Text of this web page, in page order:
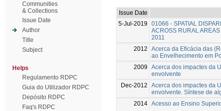
Communities
& Collections
Issue Date
Author
Title
Subject
Helps
Regulamento RDPC
Guia do Utilizador RDPC
Depósito RDPC
Faq's RDPC
Issue Date
5-Jul-2019
01066 - SPATIAL
ACROSS RURAL
2011
2012
Acerca da Eficácia das
ao Envelhecimento em
2009
Acerca dos impactes da
envolvente
Dec-2012
Acerca dos impactes da
envolvente. Síntese de
2014 Acesso ao Ensino